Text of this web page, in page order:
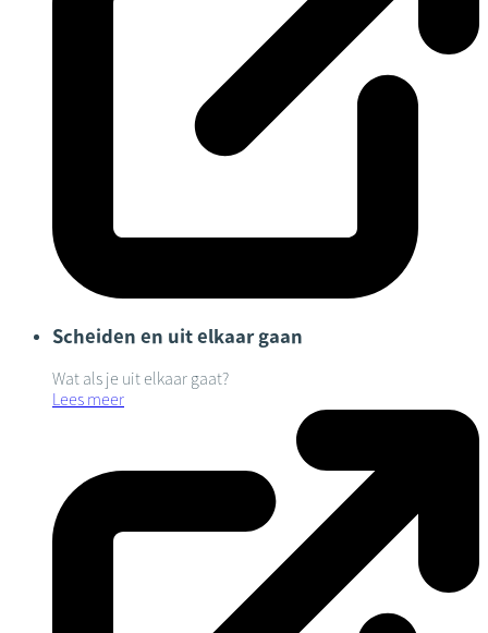
Scheiden en uit elkaar gaan
Wat als je uit elkaar gaat?
Lees meer